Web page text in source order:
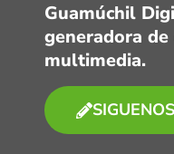
Guamúchil
generadora
multimedia.
SIGUENOS